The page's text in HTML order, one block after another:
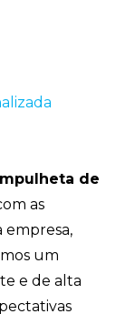
de
as
empresa,
um
e de alta